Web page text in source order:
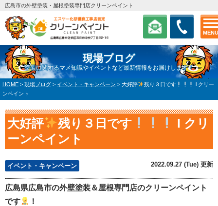
MENU
広島市の外壁塗装・屋根塗装専門店クリーンペイント
現場ブログ
塗装に関するマメ知識やイベントなど最新情報をお届けします！
HOME > 現場ブログ > イベント・キャンペーン > 大好評 残り３日です
l クリー
ンペイント
大好評 残り３日です
l クリ
ーンペイント
イベント・キャンペーン 2022.09.27 (Tue) 更新
広島県広島市の外壁塗装＆屋根専門店のクリーンペイント
です
！